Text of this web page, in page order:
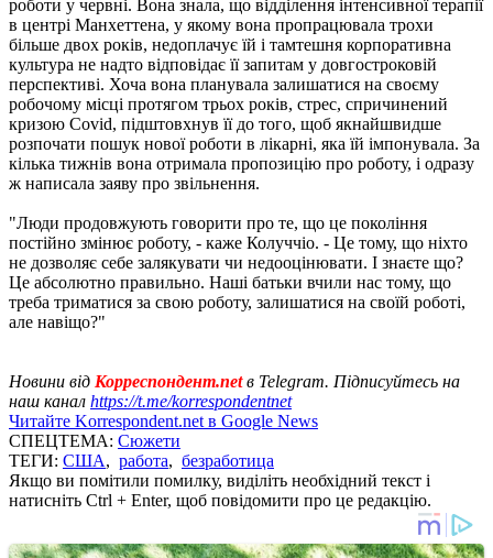
роботи у червні. Вона знала, що відділення інтенсивної терапії
в центрі Манхеттена, у якому вона пропрацювала трохи
більше двох років, недоплачує їй і тамтешня корпоративна
культура не надто відповідає її запитам у довгостроковій
перспективі. Хоча вона планувала залишатися на своєму
робочому місці протягом трьох років, стрес, спричинений
кризою Covid, підштовхнув її до того, щоб якнайшвидше
розпочати пошук нової роботи в лікарні, яка їй імпонувала. За
кілька тижнів вона отримала пропозицію про роботу, і одразу
ж написала заяву про звільнення.
"Люди продовжують говорити про те, що це покоління
постійно змінює роботу, - каже Колуччіо. - Це тому, що ніхто
не дозволяє себе залякувати чи недооцінювати. І знаєте що?
Це абсолютно правильно. Наші батьки вчили нас тому, що
треба триматися за свою роботу, залишатися на своїй роботі,
але навіщо?"
Новини від Корреспондент.netв Telegram. Підписуйтесь на
наш канал https://t.me/korrespondentnet
Читайте Korrespondent.net в Google News
СПЕЦТЕМА: Сюжети
ТЕГИ: США, работа, безработица
Якщо ви помітили помилку, виділіть необхідний текст і
натисніть Ctrl + Enter, щоб повідомити про це редакцію.